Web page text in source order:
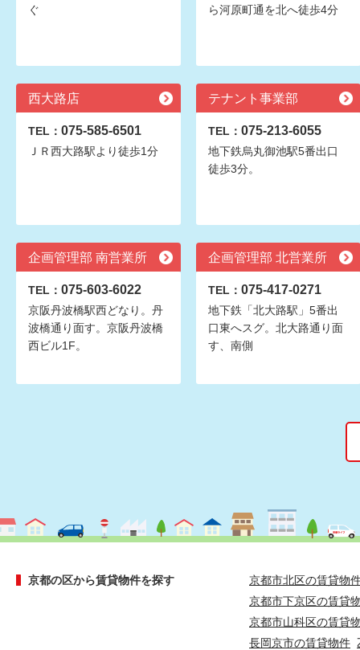
ぐ
ら河原町通を北へ徒歩4分
西大路店
TEL： 075-585-6501
ＪＲ西大路駅より徒歩1分
テナント事業部
TEL： 075-213-6055
地下鉄烏丸御池駅5番出口
徒歩3分。
企画管理部 南営業所
TEL： 075-603-6022
京阪丹波橋駅西どなり。丹
波橋通り面す。京阪丹波橋
西ビル1F。
企画管理部 北営業所
TEL： 075-417-0271
地下鉄「北大路駅」5番出
口東へスグ。北大路通り面
す、南側
京都の区から賃貸物件を探す
京都市北区の賃貸物
京都市下京区の賃貸
京都市山科区の賃貸
長岡京市の賃貸物件